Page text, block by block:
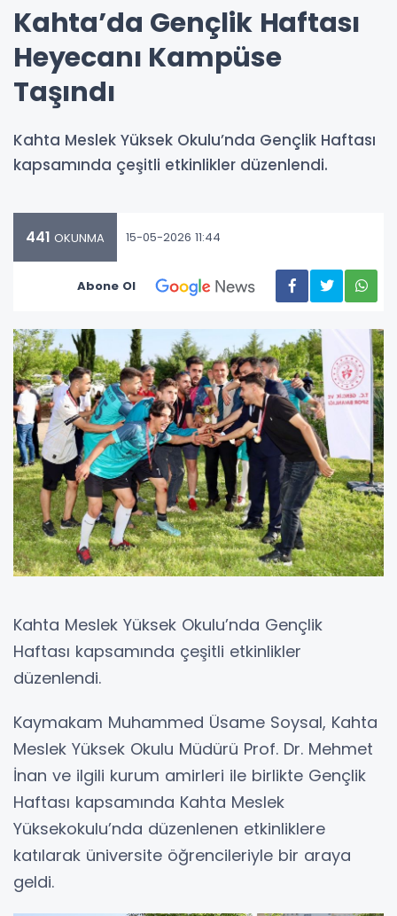
Kahta’da Gençlik Haftası
Heyecanı Kampüse
Taşındı
Kahta Meslek Yüksek Okulu’nda Gençlik Haftası
kapsamında çeşitli etkinlikler düzenlendi.
441 OKUNMA 15-05-2026 11:44
Abone Ol
Kahta Meslek Yüksek Okulu’nda Gençlik
Haftası kapsamında çeşitli etkinlikler
düzenlendi.
Kaymakam Muhammed Üsame Soysal, Kahta
Meslek Yüksek Okulu Müdürü Prof. Dr. Mehmet
İnan ve ilgili kurum amirleri ile birlikte Gençlik
Haftası kapsamında Kahta Meslek
Yüksekokulu’nda düzenlenen etkinliklere
katılarak üniversite öğrencileriyle bir araya
geldi.